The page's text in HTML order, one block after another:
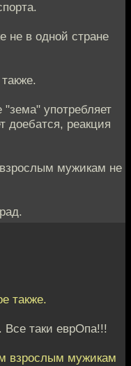
не в одной стране
употребляет
доебатся, реакция
мужикам не
также.
Все таки еврОпа!!!
взрослым мужикам